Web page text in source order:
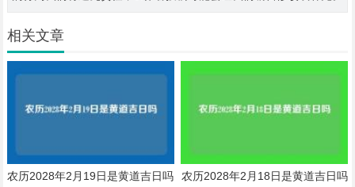
相关文章
农历2028年2月19日是黄道吉日吗 农历2028年2月18日是黄道吉日吗